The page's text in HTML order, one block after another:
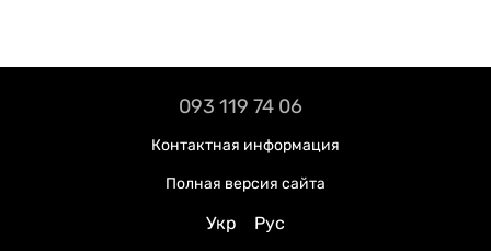
093 119 74 06
Контактная информация
Полная версия сайта
Укр Рус